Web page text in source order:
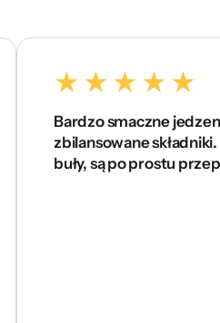
Bardzo smaczne jedzenie,
zbilansowane składniki.
buły, są po prostu przepyszne!